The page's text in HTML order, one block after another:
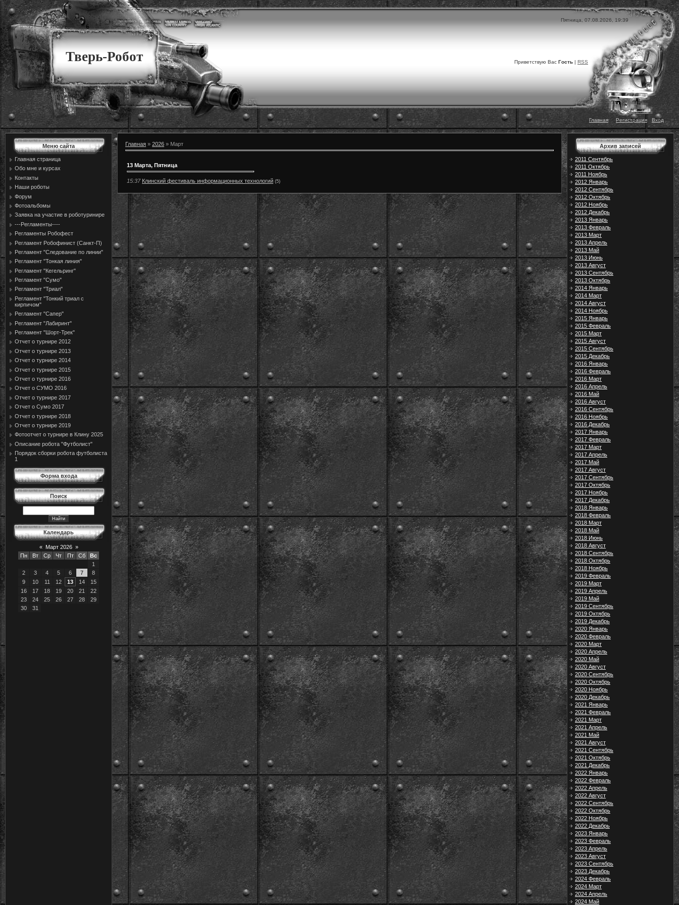
Пятница, 07.08.2026, 19:39
Тверь-Робот Приветствую Вас Гость | RSS
Главная| Регистрация Вход
Меню сайта
Главная страница
Обо мне и курсах
Контакты
Наши роботы
Форум
Фотоальбомы
Заявка на участие в роботуринире
---Регламенты----
Регламенты Робофест
Регламент Робофинист (Санкт-П)
Регламент "Следование по линии"
Регламент "Тонкая линия"
Регламент "Кегельринг"
Регламент "Сумо"
Регламент "Триал"
Регламент "Тонкий триал с
кирпичом"
Регламент "Сапер"
Регламент "Лабиринт"
Регламент "Шорт-Трек"
Отчет о турнире 2012
Отчет о турнире 2013
Отчет о турнире 2014
Отчет о турнире 2015
Отчет о турнире 2016
Отчет о СУМО 2016
Отчет о турнире 2017
Отчет о Сумо 2017
Отчет о турнире 2018
Отчет о турнире 2019
Фотоотчет о турнире в Клину 2025
Описание робота "Футболист"
Порядок сборки робота футболиста
1
Форма входа
Поиск
Календарь
« Март 2026 »
Пн
Вт Ср Чт Пт Сб
Вс
1
2
3 4 5 6 7
8
9
10 11 12 13 14
15
16
17 18 19 20 21
22
23
24 25 26 27 28
29
30
31
Главная » 2026 » Март
13 Марта, Пятница
15:37 Клинский фестиваль информационных технологий (5)
Архив записей
2011 Сентябрь
2011 Октябрь
2011 Ноябрь
2012 Январь
2012 Сентябрь
2012 Октябрь
2012 Ноябрь
2012 Декабрь
2013 Январь
2013 Февраль
2013 Март
2013 Апрель
2013 Май
2013 Июнь
2013 Август
2013 Сентябрь
2013 Октябрь
2014 Январь
2014 Март
2014 Август
2014 Ноябрь
2015 Январь
2015 Февраль
2015 Март
2015 Август
2015 Сентябрь
2015 Декабрь
2016 Январь
2016 Февраль
2016 Март
2016 Апрель
2016 Май
2016 Август
2016 Сентябрь
2016 Ноябрь
2016 Декабрь
2017 Январь
2017 Февраль
2017 Март
2017 Апрель
2017 Май
2017 Август
2017 Сентябрь
2017 Октябрь
2017 Ноябрь
2017 Декабрь
2018 Январь
2018 Февраль
2018 Март
2018 Май
2018 Июнь
2018 Август
2018 Сентябрь
2018 Октябрь
2018 Ноябрь
2019 Февраль
2019 Март
2019 Апрель
2019 Май
2019 Сентябрь
2019 Октябрь
2019 Декабрь
2020 Январь
2020 Февраль
2020 Март
2020 Апрель
2020 Май
2020 Август
2020 Сентябрь
2020 Октябрь
2020 Ноябрь
2020 Декабрь
2021 Январь
2021 Февраль
2021 Март
2021 Апрель
2021 Май
2021 Август
2021 Сентябрь
2021 Октябрь
2021 Декабрь
2022 Январь
2022 Февраль
2022 Апрель
2022 Август
2022 Сентябрь
2022 Октябрь
2022 Ноябрь
2022 Декабрь
2023 Январь
2023 Февраль
2023 Апрель
2023 Август
2023 Сентябрь
2023 Декабрь
2024 Февраль
2024 Март
2024 Апрель
2024 Май